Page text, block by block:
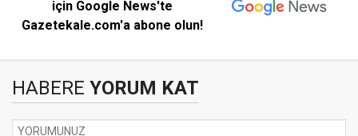
için Google News'te
Gazetekale.com'a abone olun!
HABERE YORUM KAT